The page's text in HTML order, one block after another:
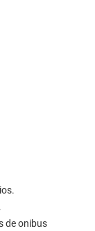
de onibus